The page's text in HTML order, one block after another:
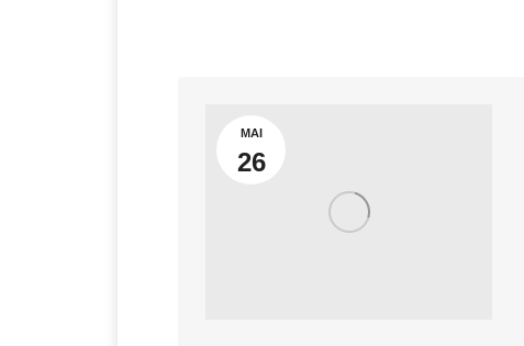
MAI
26